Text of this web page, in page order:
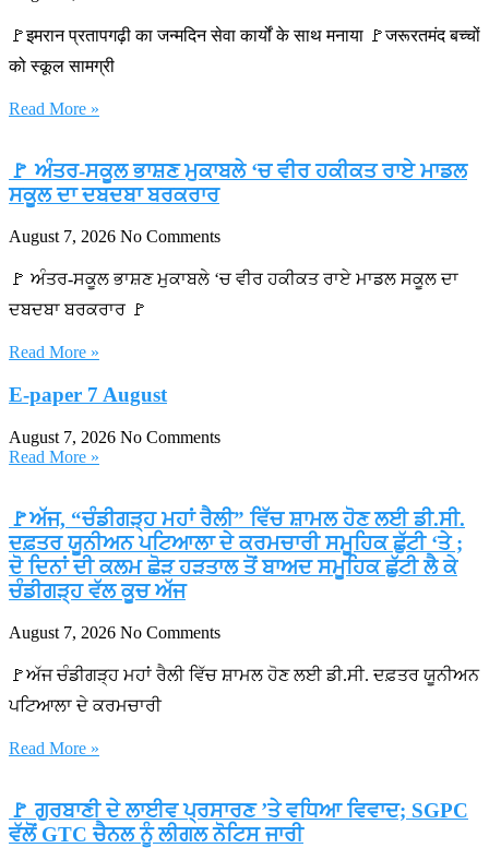
🚩इमरान प्रतापगढ़ी का जन्मदिन सेवा कार्यों के साथ मनाया 🚩जरूरतमंद बच्चों
को स्कूल सामग्री
Read More »
🚩 ਅੰਤਰ-ਸਕੂਲ ਭਾਸ਼ਣ ਮੁਕਾਬਲੇ ‘ਚ ਵੀਰ ਹਕੀਕਤ ਰਾਏ ਮਾਡਲ
ਸਕੂਲ ਦਾ ਦਬਦਬਾ ਬਰਕਰਾਰ
August 7, 2026 No Comments
🚩 ਅੰਤਰ-ਸਕੂਲ ਭਾਸ਼ਣ ਮੁਕਾਬਲੇ ‘ਚ ਵੀਰ ਹਕੀਕਤ ਰਾਏ ਮਾਡਲ ਸਕੂਲ ਦਾ
ਦਬਦਬਾ ਬਰਕਰਾਰ 🚩
Read More »
E-paper 7 August
August 7, 2026 No Comments
Read More »
🚩ਅੱਜ, “ਚੰਡੀਗੜ੍ਹ ਮਹਾਂ ਰੈਲੀ” ਵਿੱਚ ਸ਼ਾਮਲ ਹੋਣ ਲਈ ਡੀ.ਸੀ.
ਦਫ਼ਤਰ ਯੂਨੀਅਨ ਪਟਿਆਲਾ ਦੇ ਕਰਮਚਾਰੀ ਸਮੂਹਿਕ ਛੁੱਟੀ ‘ਤੇ ;
ਦੋ ਦਿਨਾਂ ਦੀ ਕਲਮ ਛੋੜ ਹੜਤਾਲ ਤੋਂ ਬਾਅਦ ਸਮੂਹਿਕ ਛੁੱਟੀ ਲੈ ਕੇ
ਚੰਡੀਗੜ੍ਹ ਵੱਲ ਕੂਚ ਅੱਜ
August 7, 2026 No Comments
🚩ਅੱਜ ਚੰਡੀਗੜ੍ਹ ਮਹਾਂ ਰੈਲੀ ਵਿੱਚ ਸ਼ਾਮਲ ਹੋਣ ਲਈ ਡੀ.ਸੀ. ਦਫ਼ਤਰ ਯੂਨੀਅਨ
ਪਟਿਆਲਾ ਦੇ ਕਰਮਚਾਰੀ
Read More »
🚩 ਗੁਰਬਾਣੀ ਦੇ ਲਾਈਵ ਪ੍ਰਸਾਰਣ ’ਤੇ ਵਧਿਆ ਵਿਵਾਦ; SGPC
ਵੱਲੋਂ GTC ਚੈਨਲ ਨੂੰ ਲੀਗਲ ਨੋਟਿਸ ਜਾਰੀ